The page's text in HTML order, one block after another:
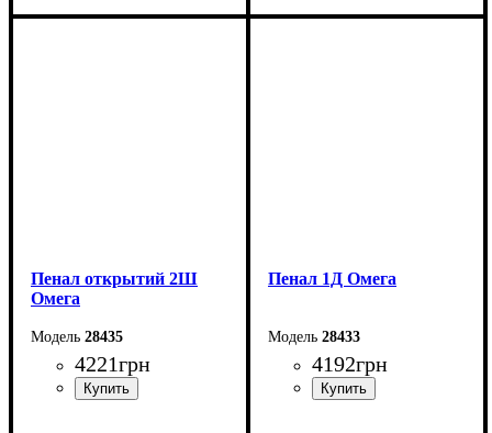
Ширина: 120 см
Ширина: 150 см
Пенал открытий 2Ш
Омега
28435
4221грн
Пенал 1Д Омега
28433
4192грн